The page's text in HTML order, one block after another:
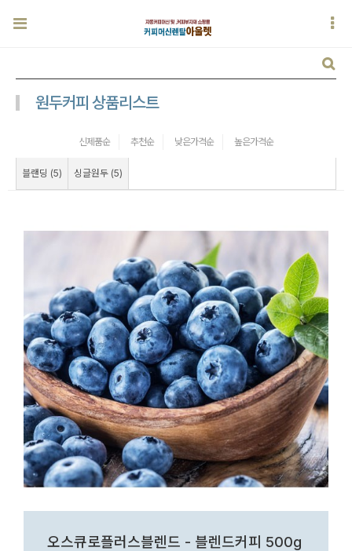
원두커피 상품리스트
신제품순 추천순 낮은가격순 높은가격순
블랜딩 (5) 싱글원두 (5)
오스큐로플러스블렌드 - 블렌드커피 500g